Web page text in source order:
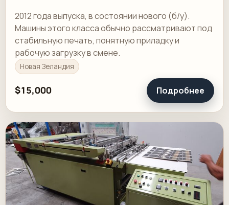
2012 года выпуска, в состоянии нового (б/у).
Машины этого класса обычно рассматривают под
стабильную печать, понятную приладку и
рабочую загрузку в смене.
Новая Зеландия
$15,000 Подробнее